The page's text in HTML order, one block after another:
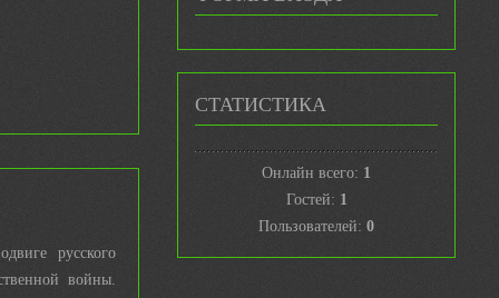
русского
войны.
СТАТИСТИКА
Онлайн всего: 1
Гостей: 1
Пользователей: 0